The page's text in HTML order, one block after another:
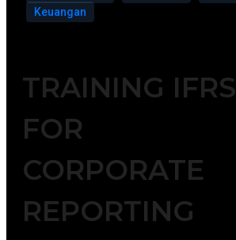
Keuangan
TRAINING IFRS
FOR
CORPORATE
REPORTING